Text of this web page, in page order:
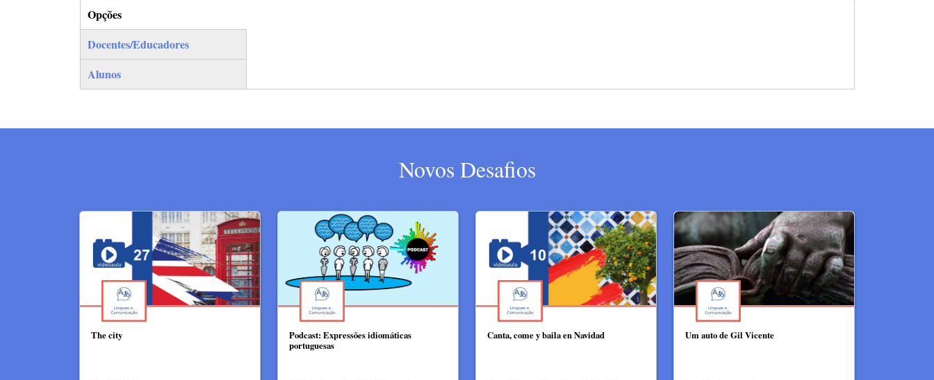
Opções
(separador ativo)
Docentes/Educadores
Alunos
Novos Desafios
The city
Podcast: Expressões idiomáticas
portuguesas
Canta, come y baila en Navidad Um auto de Gil Vicente